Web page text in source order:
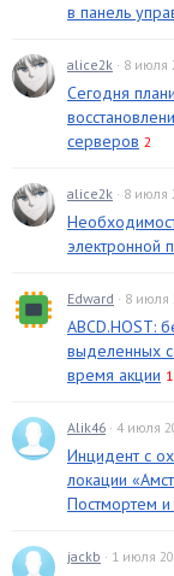
в панель
alice2k · 8 июля
Сегодня
серверов 2
alice2k · 8 июля
электронной
Edward · 8 июля
ABCD.HOST:
выделенных
время акции 1
Alik46 · 4 июля
Инцидент с
локации
Постмортем и
jackb · 1 июля